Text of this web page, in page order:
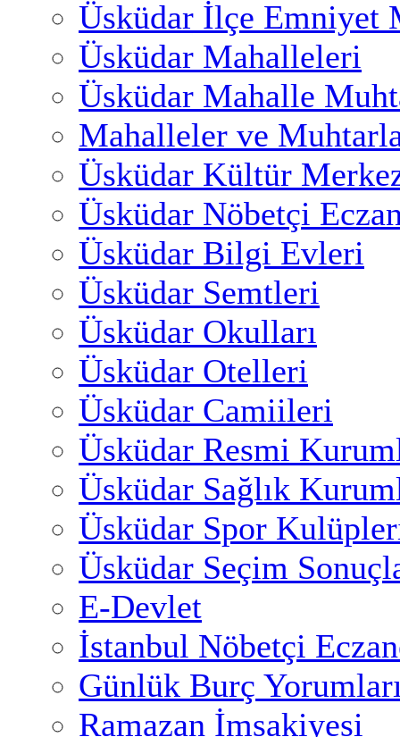
Üsküdar İlçe Emniyet
Üsküdar Mahalleleri
Üsküdar Mahalle
Mahalleler ve
Üsküdar Kültür
Üsküdar Nöbetçi
Üsküdar Bilgi Evleri
Üsküdar Semtleri
Üsküdar Okulları
Üsküdar Otelleri
Üsküdar Camiileri
Üsküdar Resmi
Üsküdar Sağlık
Üsküdar Spor
Üsküdar Seçim
E-Devlet
İstanbul Nöbetçi
Günlük Burç
Ramazan İmsakiyesi